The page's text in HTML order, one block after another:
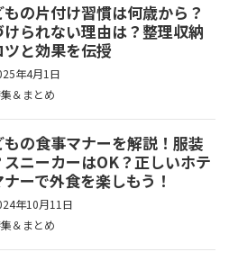
もの片付け習慣は何歳から？
けられない理由は？整理収納
ツと効果を伝授
年4月1日
＆まとめ
もの食事マナーを解説！服装
スニーカーはOK？正しいホテ
ーで外食を楽しもう！
年10月11日
＆まとめ